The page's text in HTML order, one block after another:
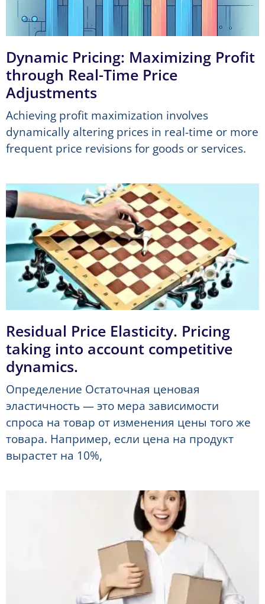
Dynamic Pricing: Maximizing Profit
through Real-Time Price
Adjustments
Achieving profit maximization involves
dynamically altering prices in real-time or more
frequent price revisions for goods or services.
Residual Price Elasticity. Pricing
taking into account competitive
dynamics.
Определение Остаточная ценовая
эластичность — это мера зависимости
спроса на товар от изменения цены того же
товара. Например, если цена на продукт
вырастет на 10%,